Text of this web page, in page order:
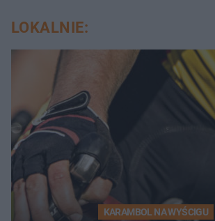
LOKALNIE:
KARAMBOL NA WYŚCIGU